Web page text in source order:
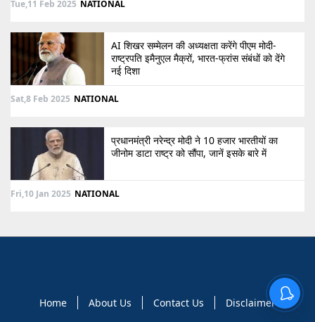
Tue,11 Feb 2025 NATIONAL
AI शिखर सम्मेलन की अध्यक्षता करेंगे पीएम मोदी-
राष्ट्रपति इमैनुएल मैक्रों, भारत-फ्रांस संबंधों को देंगे
नई दिशा
Sat,8 Feb 2025 NATIONAL
प्रधानमंत्री नरेन्द्र मोदी ने 10 हजार भारतीयों का
जीनोम डाटा राष्ट्र को सौंपा, जानें इसके बारे में
Fri,10 Jan 2025 NATIONAL
Home About Us Contact Us Disclaimer